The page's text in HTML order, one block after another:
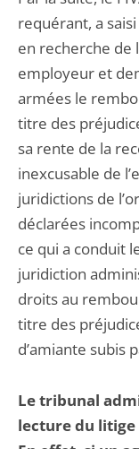
requérant, a
en recherche de
employeur et
armées le
titre des
sa rente de la
inexcusable de
juridictions de
déclarées
ce qui a conduit
juridiction
droits au
titre des
d’amiante subis
Le tribunal
lecture du litige